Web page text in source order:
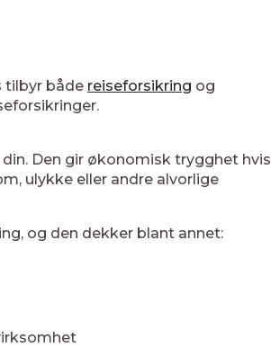
tilbyr både reiseforsikring og
Den gir økonomisk trygghet hvis
ulykke eller andre alvorlige
og den dekker blant annet: